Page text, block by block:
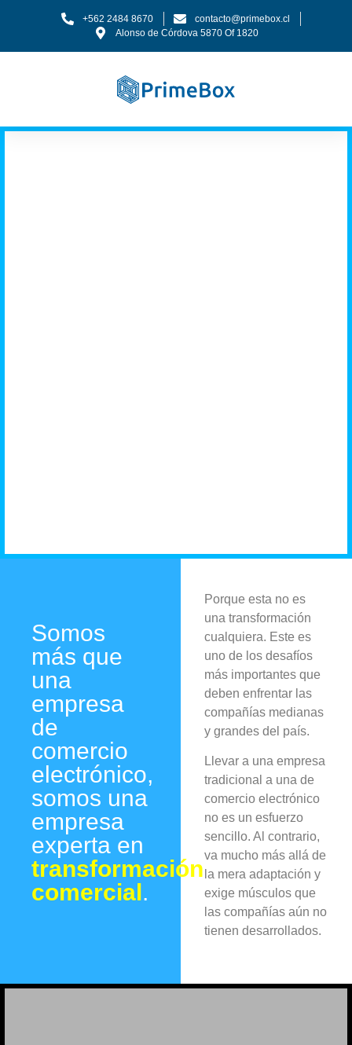
+562 2484 8670
contacto@primebox.cl
Alonso de Córdova 5870 Of 1820
Somos
más que
una
empresa
de
comercio
electrónico,
somos una
empresa
experta en
transformación
comercial.
Porque esta no es
una transformación
cualquiera. Este es
uno de los desafíos
más importantes que
deben enfrentar las
compañías medianas
y grandes del país.
Llevar a una empresa
tradicional a una de
comercio electrónico
no es un esfuerzo
sencillo. Al contrario,
va mucho más allá de
la mera adaptación y
exige músculos que
las compañías aún no
tienen desarrollados.